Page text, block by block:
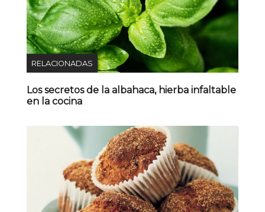
RELACIONADAS
Los secretos de la albahaca, hierba infaltable
en la cocina